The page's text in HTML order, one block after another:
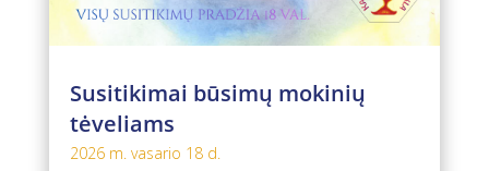
Susitikimai būsimų mokinių
tėveliams
2026 m. vasario 18 d.